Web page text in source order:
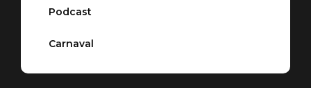
Podcast
Carnaval